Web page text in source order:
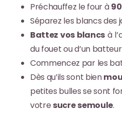
Préchauffez le four à
Séparez les blancs des
Battez vos blancs à
du fouet ou d’un
Commencez par les
Dès qu’ils sont bien
petites bulles se sont
votre sucresemoule.